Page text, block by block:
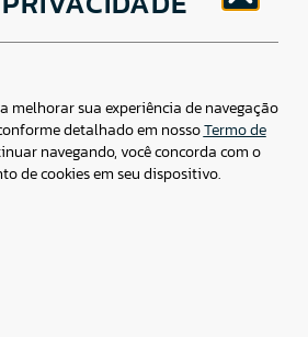
Lima, 1779 – 5oAndar Jardim
SP – CEP: 01452-914
imprensa@csdbr.com
melhorar sua experiência de navegação
detalhado em nossoTermo de
navegando, você concorda com o
de cookies em seu dispositivo.